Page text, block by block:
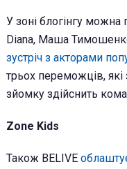
У зоні блогінгу
Diana, Маша
зустріч з акторами
трьох переможців,
зйомку здійснить
Zone Kids
Також BELIVE